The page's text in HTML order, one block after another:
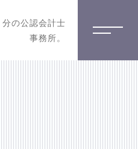
分の公認会計士
事務所。